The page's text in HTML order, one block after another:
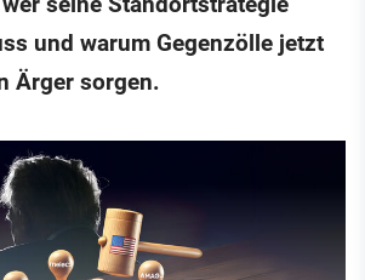
und warum Gegenzölle jetzt
Ärger sorgen.